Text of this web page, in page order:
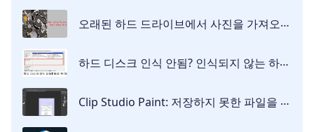
오래된 하드 드라이브에서 사진을 가져오는 방법 [2026]
하드 디스크 인식 안됨? 인식되지 않는 하드 디스크에서 데이터 복구하는 법
Clip Studio Paint: 저장하지 못한 파일을 복구하려면 어떻게 해야 할까요?